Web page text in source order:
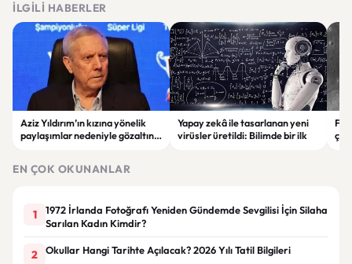
İLGILI HABERLER
Aziz Yıldırım’ın kızına yönelik
paylaşımlar nedeniyle gözaltına
Yapay zekâ ile tasarlanan yeni
virüsler üretildi: Bilimde bir ilk
EN ÇOK OKUNANLAR
1
1972 İrlanda Fotoğrafı Yeniden Gündemde Sevgilisi İçin Silaha
Sarılan Kadın Kimdir?
2 Okullar Hangi Tarihte Açılacak? 2026 Yılı Tatil Bilgileri